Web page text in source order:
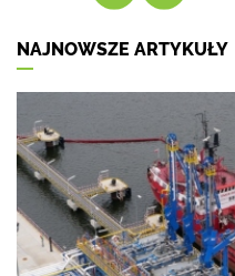
NAJNOWSZE ARTYKUŁY